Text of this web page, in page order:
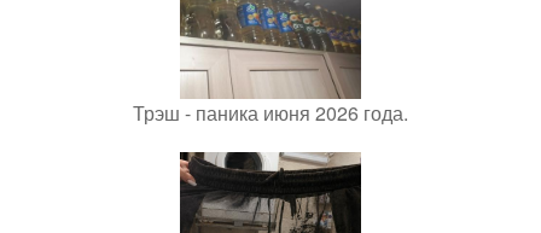
Трэш - паника июня 2026 года.